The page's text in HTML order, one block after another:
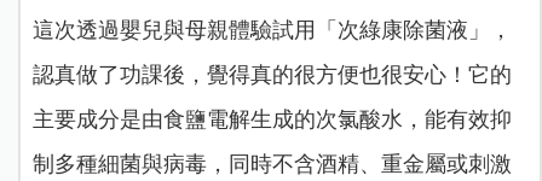
這次透過嬰兒與母親體驗試用「次綠康除菌液」，
認真做了功課後，覺得真的很方便也很安心！它的
主要成分是由食鹽電解生成的次氯酸水，能有效抑
制多種細菌與病毒，同時不含酒精、重金屬或刺激